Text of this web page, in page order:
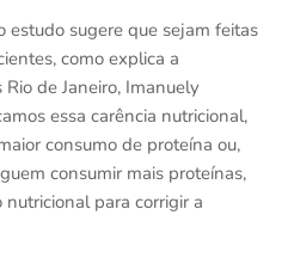
estudo sugere que sejam feitas
como explica a
de Janeiro, Imanuely
essa carência nutricional,
consumo de proteína ou,
consumir mais proteínas,
para corrigir a